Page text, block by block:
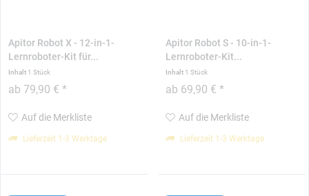
Apitor Robot X - 12-in-1-
Lernroboter-Kit für...
Inhalt 1 Stück
ab 79,90 € *
Auf die Merkliste
Lieferzeit 1-3 Werktage
Apitor Robot S - 10-in-1-
Lernroboter-Kit...
Inhalt 1 Stück
ab 69,90 € *
Auf die Merkliste
Lieferzeit 1-3 Werktage